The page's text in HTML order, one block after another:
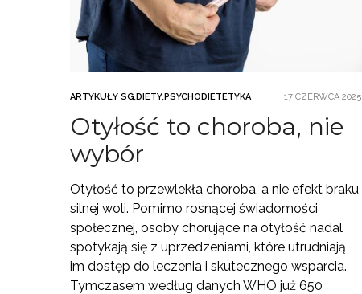
ARTYKUŁY SG,DIETY,PSYCHODIETETYKA 17 CZERWCA 2025
Otyłość to choroba, nie
wybór
Otyłość to przewlekła choroba, a nie efekt braku
silnej woli. Pomimo rosnącej świadomości
społecznej, osoby chorujące na otyłość nadal
spotykają się z uprzedzeniami, które utrudniają
im dostęp do leczenia i skutecznego wsparcia.
Tymczasem według danych WHO już 650